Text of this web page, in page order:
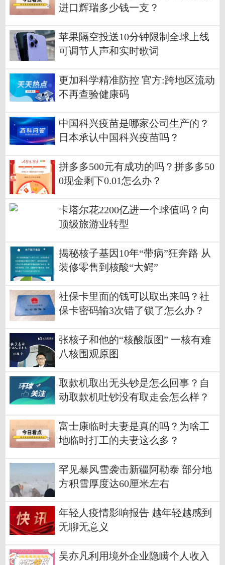
进口辉瑞多少钱一支？
苹果隔空投送10分钟限制全球上线
可调节人声和实时歌词
更加科学精准防控 官方:跨地区流动
不再查验健康码
中国科兴疫苗是哪家公司生产的？
日本承认中国科兴疫苗吗？
拼多多500元有成功的吗？拼多多50
0现金剩下0.01怎么办？
卡塔尔花2200亿进一个球值吗？向
顶级旅游业转型
揭秘核子基因10年“带病”狂奔路 从
装修零售到核酸“大鳄”
社保卡里面的钱可以取出来吗？社
保卡密码输3次错了锁了怎么办？
张核子和他的“核酸版图” 一核有难
八核围观原图
取款机取出无头钞是怎么回事？自
动取款机吐钞没有取走会怎么样？
富士康临时夫妻是真的吗？为啥工
地临时打工的夫妻这么多？
罕见暴风雪袭击新疆阿勒泰 部分地
方积雪厚度达60厘米左右
年轻人疫情影响报告 越年轻越感到
无聊无意义
吴亦凡利用境外企业隐瞒个人收入